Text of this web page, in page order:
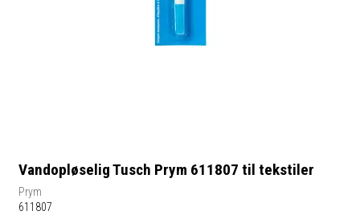
Vandopløselig Tusch Prym 611807 til tekstiler
Prym
611807